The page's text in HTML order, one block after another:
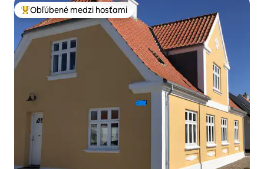
Najobľúbenejšie medzi hosťami
Obľúbené medzi hosťami